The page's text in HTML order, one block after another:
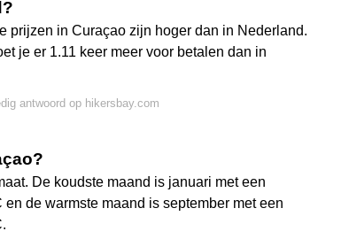
prijzen in Curaçao zijn hoger dan in Nederland.
je er 1.11 keer meer voor betalen dan in
antwoord op hikersbay.com
De koudste maand is januari met een
de warmste maand is september met een